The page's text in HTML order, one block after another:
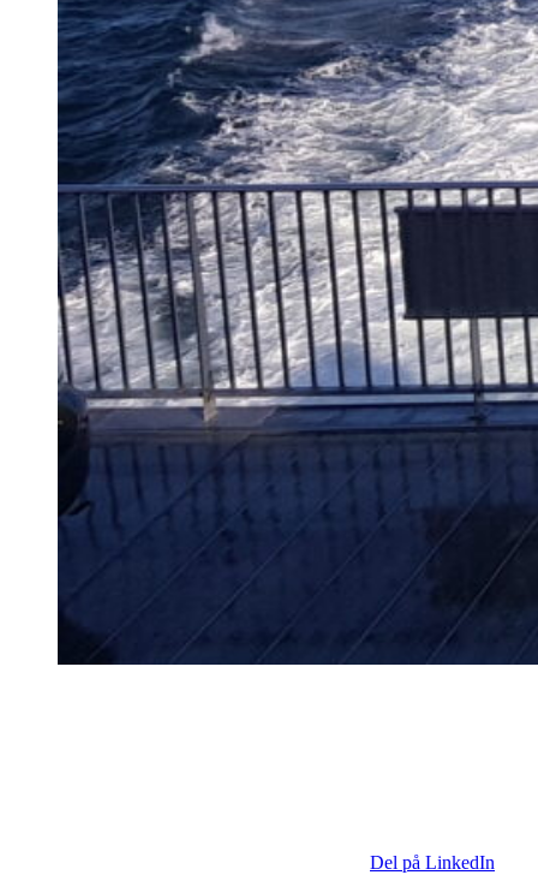
Del på LinkedIn